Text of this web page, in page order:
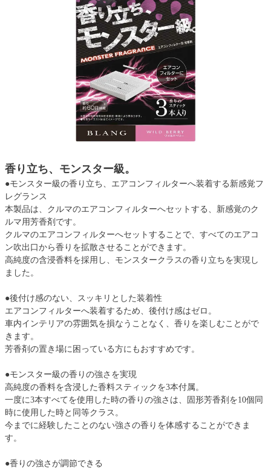
香り立ち、モンスター級。
●モンスター級の香り立ち、エアコンフィルターへ装着する新感覚フ
レグランス
本製品は、クルマのエアコンフィルターへセットする、新感覚のク
ルマ用芳香剤です。
クルマのエアコンフィルターへセットすることで、すべてのエアコ
ン吹出口から香りを拡散させることができます。
高純度の含浸香料を採用し、モンスタークラスの香り立ちを実現し
ました。
●後付け感のない、スッキリとした装着性
エアコンフィルターへ装着するため、後付け感はゼロ。
車内インテリアの雰囲気を損なうことなく、香りを楽しむことがで
きます。
芳香剤の置き場に困っている方にもおすすめです。
●モンスター級の香りの強さを実現
高純度の香料を含浸した香料スティックを3本付属。
一度に3本すべてを使用した時の香りの強さは、固形芳香剤を10個同
時に使用した時と同等クラス。
今までに経験したことのない強さの香りを体感することができま
す。
●香りの強さが調節できる